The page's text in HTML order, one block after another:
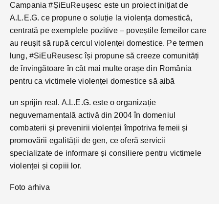
Campania #ȘiEuReușesc este un proiect inițiat de
A.L.E.G. ce propune o soluție la violența domestică,
centrată pe exemplele pozitive – poveștile femeilor care
au reușit să rupă cercul violenței domestice. Pe termen
lung, #SiEuReusesc își propune să creeze comunități
de învingătoare în cât mai multe orașe din România
pentru ca victimele violenței domestice să aibă
un sprijin real. A.L.E.G. este o organizație
neguvernamentală activă din 2004 în domeniul
combaterii și prevenirii violenței împotriva femeii și
promovării egalității de gen, ce oferă servicii
specializate de informare și consiliere pentru victimele
violenței și copiii lor.
Foto arhiva